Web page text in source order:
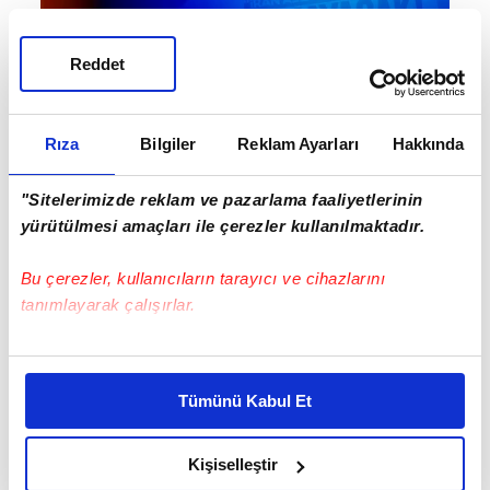
Rıza Bilgiler Reklam Ayarları Hakkında
"Sitelerimizde reklam ve pazarlama faaliyetlerinin
yürütülmesi amaçları ile çerezler kullanılmaktadır.
Bu çerezler, kullanıcıların tarayıcı ve cihazlarını
tanımlayarak çalışırlar.
Bu çerezlere izin vermeniz halinde sizlere özel
daha iyi reklam deneyimi yaşatabiliriz. Bunu yaparken
amacımızın size daha iyi bir reklam deneyimi sunmak
olduğunu ve sizlere en iyi içerikleri sunabilmek adına
Tümünü Kabul Et
Kişiselleştir
Reddet